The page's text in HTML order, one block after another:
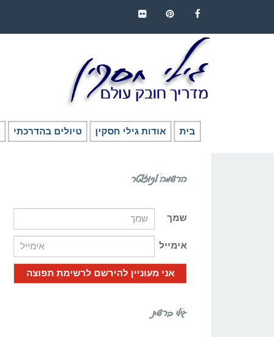
בית אודות גילי חסקין טיולים בהדרכתי
הרשמה לניוזלטר
שמך
אימייל
גילי ברשת